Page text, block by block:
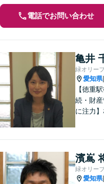
電話でお問い合わせ
亀井
緑オリー
愛知県|
【徳重
続・財
に注力】
濱嶌
緑オリー
愛知県|